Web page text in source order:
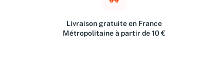
Livraison gratuite en France
Métropolitaine à partir de 10 €